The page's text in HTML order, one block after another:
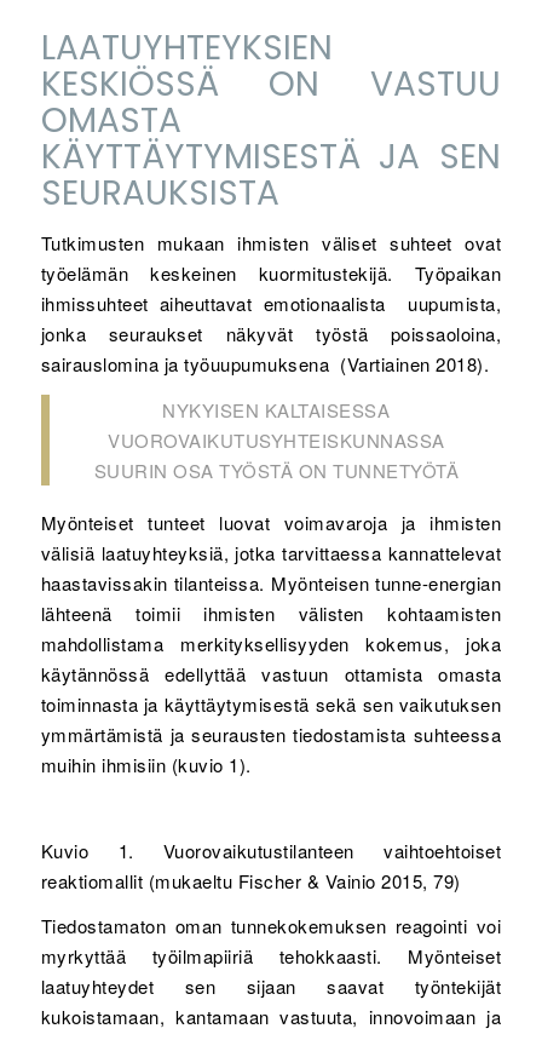
LAATUYHTEYKSIEN
KESKIÖSSÄ ON VASTUU
OMASTA
KÄYTTÄYTYMISESTÄ JA SEN
SEURAUKSISTA
Tutkimusten mukaan ihmisten väliset suhteet ovat
työelämän keskeinen kuormitustekijä. Työpaikan
ihmissuhteet aiheuttavat emotionaalista uupumista,
jonka seuraukset näkyvät työstä poissaoloina,
sairauslomina ja työuupumuksena (Vartiainen 2018).
NYKYISEN KALTAISESSA
VUOROVAIKUTUSYHTEISKUNNASSA
SUURIN OSA TYÖSTÄ ON TUNNETYÖTÄ
Myönteiset tunteet luovat voimavaroja ja ihmisten
välisiä laatuyhteyksiä, jotka tarvittaessa kannattelevat
haastavissakin tilanteissa. Myönteisen tunne-energian
lähteenä toimii ihmisten välisten kohtaamisten
mahdollistama merkityksellisyyden kokemus, joka
käytännössä edellyttää vastuun ottamista omasta
toiminnasta ja käyttäytymisestä sekä sen vaikutuksen
ymmärtämistä ja seurausten tiedostamista suhteessa
muihin ihmisiin (kuvio 1).
Kuvio 1. Vuorovaikutustilanteen vaihtoehtoiset
reaktiomallit (mukaeltu Fischer & Vainio 2015, 79)
Tiedostamaton oman tunnekokemuksen reagointi voi
myrkyttää työilmapiiriä tehokkaasti. Myönteiset
laatuyhteydet sen sijaan saavat työntekijät
kukoistamaan, kantamaan vastuuta, innovoimaan ja